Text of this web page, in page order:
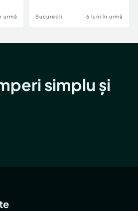
urmă Bucuresti 6 luni în urmă
simplu și